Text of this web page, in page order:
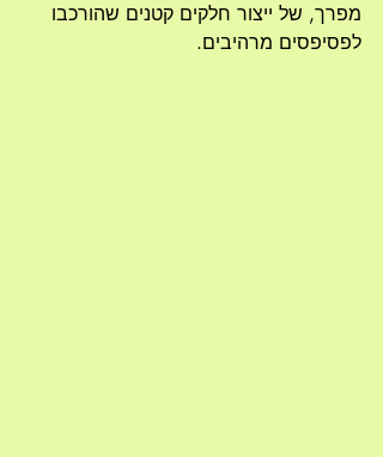
מפרך, של ייצור חלקים קטנים שהורכבו
לפסיפסים מרהיבים.